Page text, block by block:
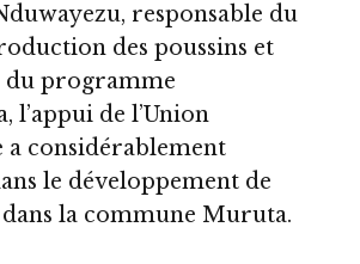
responsable du
des poussins et
du programme
l’appui de l’Union
a considérablement
le développement de
la commune Muruta.